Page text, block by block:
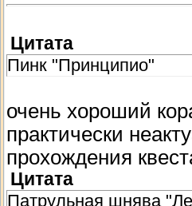
Цитата
Пинк "Принципио"
очень хороший
практически
прохождения
Цитата
Патрульная шнява